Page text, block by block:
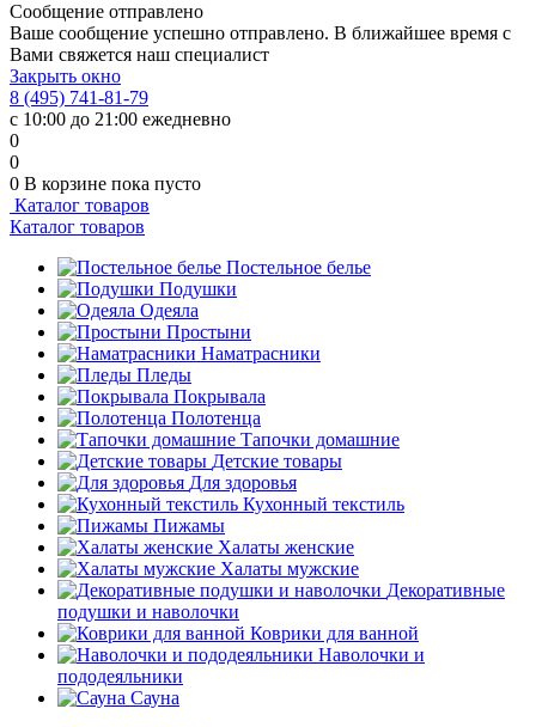
Сообщение отправлено
Ваше сообщение успешно отправлено. В ближайшее время с
Вами свяжется наш специалист
Закрыть окно
8 (495) 741-81-79
с 10:00 до 21:00 ежедневно
0
0
0 В корзине пока пусто
Каталог товаров
Каталог товаров
Постельное белье
Подушки
Одеяла
Простыни
Наматрасники
Пледы
Покрывала
Полотенца
Тапочки домашние
Детские товары
Для здоровья
Кухонный текстиль
Пижамы
Халаты женские
Халаты мужские
Декоративные
подушки и наволочки
Коврики для ванной
Наволочки и
пододеяльники
Сауна